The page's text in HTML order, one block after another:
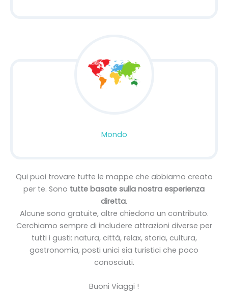
Mondo
Qui puoi trovare tutte le mappe che abbiamo creato
per te. Sono tutte basate sulla nostra esperienza
diretta.
Alcune sono gratuite, altre chiedono un contributo.
Cerchiamo sempre di includere attrazioni diverse per
tutti i gusti: natura, città, relax, storia, cultura,
gastronomia, posti unici sia turistici che poco
conosciuti.
Buoni Viaggi !